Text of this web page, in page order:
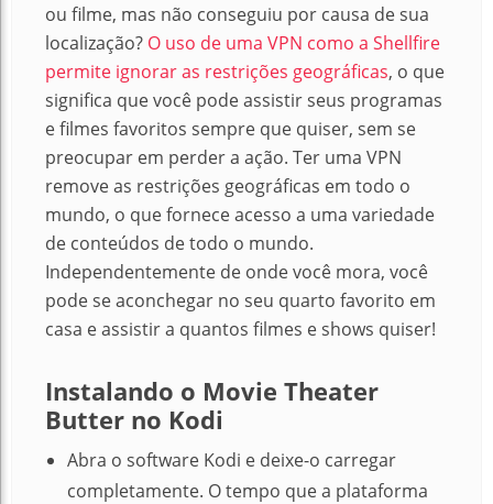
ou filme, mas não conseguiu por causa de sua
localização? O uso de uma VPN como a Shellfire
permite ignorar as restrições geográficas, o que
significa que você pode assistir seus programas
e filmes favoritos sempre que quiser, sem se
preocupar em perder a ação. Ter uma VPN
remove as restrições geográficas em todo o
mundo, o que fornece acesso a uma variedade
de conteúdos de todo o mundo.
Independentemente de onde você mora, você
pode se aconchegar no seu quarto favorito em
casa e assistir a quantos filmes e shows quiser!
Instalando o Movie Theater
Butter no Kodi
Abra o software Kodi e deixe-o carregar
completamente. O tempo que a plataforma